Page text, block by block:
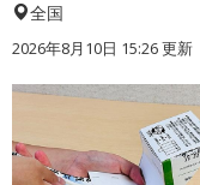
全国
2026年8月10日 15:26更新